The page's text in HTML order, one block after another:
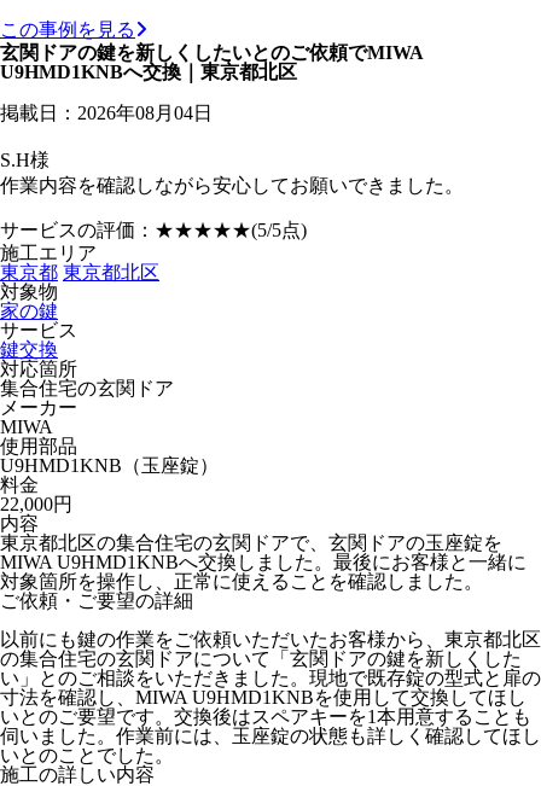
この事例を見る
玄関ドアの鍵を新しくしたいとのご依頼でMIWA
U9HMD1KNBへ交換｜東京都北区
掲載日：2026年08月04日
S.H様
作業内容を確認しながら安心してお願いできました。
サービスの評価： ★★★★★(5/5点)
施工エリア
東京都 東京都北区
対象物
家の鍵
サービス
鍵交換
対応箇所
集合住宅の玄関ドア
メーカー
MIWA
使用部品
U9HMD1KNB（玉座錠）
料金
22,000円
内容
東京都北区の集合住宅の玄関ドアで、玄関ドアの玉座錠を
MIWA U9HMD1KNBへ交換しました。最後にお客様と一緒に
対象箇所を操作し、正常に使えることを確認しました。
ご依頼・ご要望の詳細
以前にも鍵の作業をご依頼いただいたお客様から、東京都北区
の集合住宅の玄関ドアについて「玄関ドアの鍵を新しくした
い」とのご相談をいただきました。現地で既存錠の型式と扉の
寸法を確認し、MIWA U9HMD1KNBを使用して交換してほし
いとのご要望です。交換後はスペアキーを1本用意することも
伺いました。作業前には、玉座錠の状態も詳しく確認してほし
いとのことでした。
施工の詳しい内容